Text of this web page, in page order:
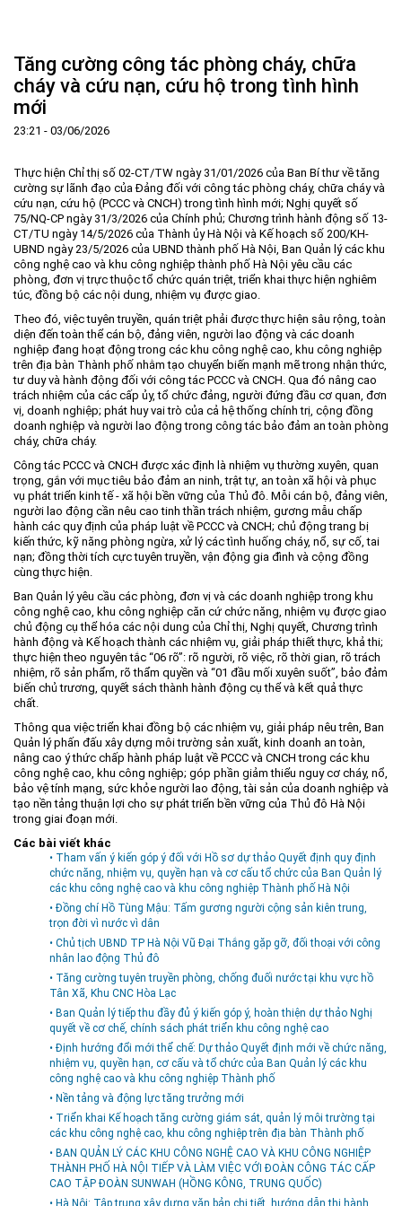
Lịch sử hình thành và phát triển
Lãnh đạo Ban Quản lý
Cơ cấu tổ chức
Chức năng, nhiệm vụ
Tin tức - sự kiện
Chính sách mới
Doanh nghiệp
Hợp tác quốc tế
Đào tạo và Nghiên cứu
Cách mạng công nghiệp lần thứ 4
Quy hoạch
Quy hoạch tổng thể
Quy hoạch khu chức năng
Ưu thế
Cơ sở hạ tầng
Cơ chế ưu đãi đầu tư
Cơ chế Một cửa
Nguồn nhân lực
Hướng dẫn đầu tư ▼
Trình tự, thủ tục đầu tư
Tiêu chí đầu tư
Lĩnh vực đầu tư
Văn bản pháp luật ▼
Các thủ tục hành chính
Doanh nghiệp
Đầu tư
Khu CNC Hòa Lạc
Lao động
Môi trường
Quy hoạch - Xây dựng
Ưu đãi đầu tư
Công nghệ và Sản phẩm
Văn bản khác
Thông báo ▼
Thông báo chung
Công khai ngân sách
Dữ liệu mở
Liên hệ - Liên kết
Liên kết
Liên hệ
Tăng cường công tác phòng cháy, chữa
cháy và cứu nạn, cứu hộ trong tình hình
mới
23:21 - 03/06/2026
Thực hiện Chỉ thị số 02-CT/TW ngày 31/01/2026 của Ban Bí thư về tăng
cường sự lãnh đạo của Đảng đối với công tác phòng cháy, chữa cháy và
cứu nạn, cứu hộ (PCCC và CNCH) trong tình hình mới; Nghị quyết số
75/NQ-CP ngày 31/3/2026 của Chính phủ; Chương trình hành động số 13-
CT/TU ngày 14/5/2026 của Thành ủy Hà Nội và Kế hoạch số 200/KH-
UBND ngày 23/5/2026 của UBND thành phố Hà Nội, Ban Quản lý các khu
công nghệ cao và khu công nghiệp thành phố Hà Nội yêu cầu các
phòng, đơn vị trực thuộc tổ chức quán triệt, triển khai thực hiện nghiêm
túc, đồng bộ các nội dung, nhiệm vụ được giao.
Theo đó, việc tuyên truyền, quán triệt phải được thực hiện sâu rộng, toàn
diện đến toàn thể cán bộ, đảng viên, người lao động và các doanh
nghiệp đang hoạt động trong các khu công nghệ cao, khu công nghiệp
trên địa bàn Thành phố nhằm tạo chuyển biến mạnh mẽ trong nhận thức,
tư duy và hành động đối với công tác PCCC và CNCH. Qua đó nâng cao
trách nhiệm của các cấp ủy, tổ chức đảng, người đứng đầu cơ quan, đơn
vị, doanh nghiệp; phát huy vai trò của cả hệ thống chính trị, cộng đồng
doanh nghiệp và người lao động trong công tác bảo đảm an toàn phòng
cháy, chữa cháy.
Công tác PCCC và CNCH được xác định là nhiệm vụ thường xuyên, quan
trọng, gắn với mục tiêu bảo đảm an ninh, trật tự, an toàn xã hội và phục
vụ phát triển kinh tế - xã hội bền vững của Thủ đô. Mỗi cán bộ, đảng viên,
người lao động cần nêu cao tinh thần trách nhiệm, gương mẫu chấp
hành các quy định của pháp luật về PCCC và CNCH; chủ động trang bị
kiến thức, kỹ năng phòng ngừa, xử lý các tình huống cháy, nổ, sự cố, tai
nạn; đồng thời tích cực tuyên truyền, vận động gia đình và cộng đồng
cùng thực hiện.
Ban Quản lý yêu cầu các phòng, đơn vị và các doanh nghiệp trong khu
công nghệ cao, khu công nghiệp căn cứ chức năng, nhiệm vụ được giao
chủ động cụ thể hóa các nội dung của Chỉ thị, Nghị quyết, Chương trình
hành động và Kế hoạch thành các nhiệm vụ, giải pháp thiết thực, khả thi;
thực hiện theo nguyên tắc “06 rõ”: rõ người, rõ việc, rõ thời gian, rõ trách
nhiệm, rõ sản phẩm, rõ thẩm quyền và “01 đầu mối xuyên suốt”, bảo đảm
biến chủ trương, quyết sách thành hành động cụ thể và kết quả thực
chất.
Thông qua việc triển khai đồng bộ các nhiệm vụ, giải pháp nêu trên, Ban
Quản lý phấn đấu xây dựng môi trường sản xuất, kinh doanh an toàn,
nâng cao ý thức chấp hành pháp luật về PCCC và CNCH trong các khu
công nghệ cao, khu công nghiệp; góp phần giảm thiểu nguy cơ cháy, nổ,
bảo vệ tính mạng, sức khỏe người lao động, tài sản của doanh nghiệp và
tạo nền tảng thuận lợi cho sự phát triển bền vững của Thủ đô Hà Nội
trong giai đoạn mới.
Các bài viết khác
• Tham vấn ý kiến góp ý đối với Hồ sơ dự thảo Quyết định quy định
chức năng, nhiệm vụ, quyền hạn và cơ cấu tổ chức của Ban Quản lý
các khu công nghệ cao và khu công nghiệp Thành phố Hà Nội
• Đồng chí Hồ Tùng Mậu: Tấm gương người cộng sản kiên trung,
trọn đời vì nước vì dân
• Chủ tịch UBND TP Hà Nội Vũ Đại Thắng gặp gỡ, đối thoại với công
nhân lao động Thủ đô
• Tăng cường tuyên truyền phòng, chống đuối nước tại khu vực hồ
Tân Xã, Khu CNC Hòa Lạc
• Ban Quản lý tiếp thu đầy đủ ý kiến góp ý, hoàn thiện dự thảo Nghị
quyết về cơ chế, chính sách phát triển khu công nghệ cao
• Định hướng đổi mới thể chế: Dự thảo Quyết định mới về chức năng,
nhiệm vụ, quyền hạn, cơ cấu và tổ chức của Ban Quản lý các khu
công nghệ cao và khu công nghiệp Thành phố
• Nền tảng và động lực tăng trưởng mới
• Triển khai Kế hoạch tăng cường giám sát, quản lý môi trường tại
các khu công nghệ cao, khu công nghiệp trên địa bàn Thành phố
• BAN QUẢN LÝ CÁC KHU CÔNG NGHỆ CAO VÀ KHU CÔNG NGHIỆP
THÀNH PHỐ HÀ NỘI TIẾP VÀ LÀM VIỆC VỚI ĐOÀN CÔNG TÁC CẤP
CAO TẬP ĐOÀN SUNWAH (HỒNG KÔNG, TRUNG QUỐC)
• Hà Nội: Tập trung xây dựng văn bản chi tiết, hướng dẫn thi hành